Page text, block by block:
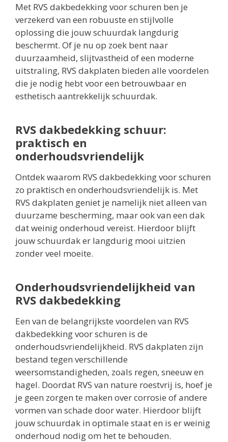
Met RVS dakbedekking voor schuren ben je
verzekerd van een robuuste en stijlvolle
oplossing die jouw schuurdak langdurig
beschermt. Of je nu op zoek bent naar
duurzaamheid, slijtvastheid of een moderne
uitstraling, RVS dakplaten bieden alle voordelen
die je nodig hebt voor een betrouwbaar en
esthetisch aantrekkelijk schuurdak.
RVS dakbedekking schuur:
praktisch en
onderhoudsvriendelijk
Ontdek waarom RVS dakbedekking voor schuren
zo praktisch en onderhoudsvriendelijk is. Met
RVS dakplaten geniet je namelijk niet alleen van
duurzame bescherming, maar ook van een dak
dat weinig onderhoud vereist. Hierdoor blijft
jouw schuurdak er langdurig mooi uitzien
zonder veel moeite.
Onderhoudsvriendelijkheid van
RVS dakbedekking
Een van de belangrijkste voordelen van RVS
dakbedekking voor schuren is de
onderhoudsvriendelijkheid. RVS dakplaten zijn
bestand tegen verschillende
weersomstandigheden, zoals regen, sneeuw en
hagel. Doordat RVS van nature roestvrij is, hoef je
je geen zorgen te maken over corrosie of andere
vormen van schade door water. Hierdoor blijft
jouw schuurdak in optimale staat en is er weinig
onderhoud nodig om het te behouden.